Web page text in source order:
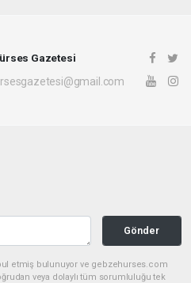
Gazetesi
Gönder
etmiş bulunuyor ve gebzehurses.com
veya dolaylı tüm sorumluluğu tek